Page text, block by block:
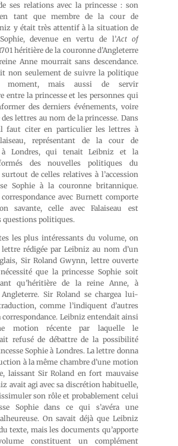
ses relations avec la princesse : son
en tant que membre de la cour de
y était très attentif à la situation de
devenue en vertu de l’Act of
héritière de la couronne d’Angleterre
Anne mourrait sans descendance.
non seulement de suivre la politique
moment, mais aussi de servir
entre la princesse et les personnes qui
des derniers événements, voire
des lettres au nom de la princesse. Dans
faut citer en particulier les lettres à
représentant de la cour de
à Londres, qui tenait Leibniz et la
des nouvelles politiques du
de celles relatives à l’accession
Sophie à la couronne britannique.
avec Burnett comporte
savante, celle avec Falaiseau est
questions politiques.
les plus intéressants du volume, on
rédigée par Leibniz au nom d’un
Sir Roland Gwynn, lettre ouverte
que la princesse Sophie soit
qu’héritière de la reine Anne, à
Sir Roland se chargea lui-
comme l’indiquent d’autres
correspondance. Leibniz entendait ainsi
motion récente par laquelle le
refusé de débattre de la possibilité
Sophie à Londres. La lettre donna
à la même chambre d’une motion
laissant Sir Roland en fort mauvaise
avait agi avec sa discrétion habituelle,
son rôle et probablement celui
Sophie dans ce qui s’avéra une
On savait déjà que Leibniz
texte, mais les documents qu’apporte
constituent un complément